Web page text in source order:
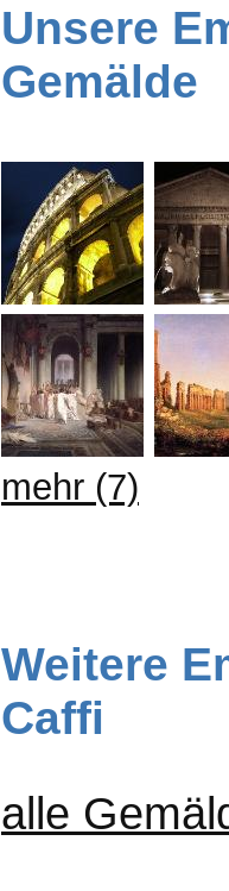
Unsere
Gemälde
mehr (7)
Weitere
Caffi
alle